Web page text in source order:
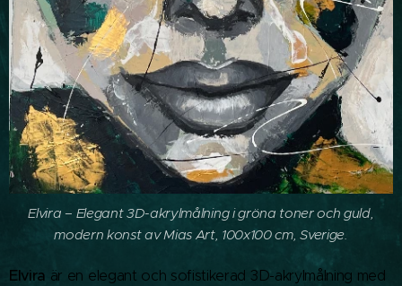
Elvira – Elegant 3D-akrylmålning i gröna toner och guld,
modern konst av Mias Art, 100x100 cm, Sverige.
Elvira är en elegant och sofistikerad 3D-akrylmålning med